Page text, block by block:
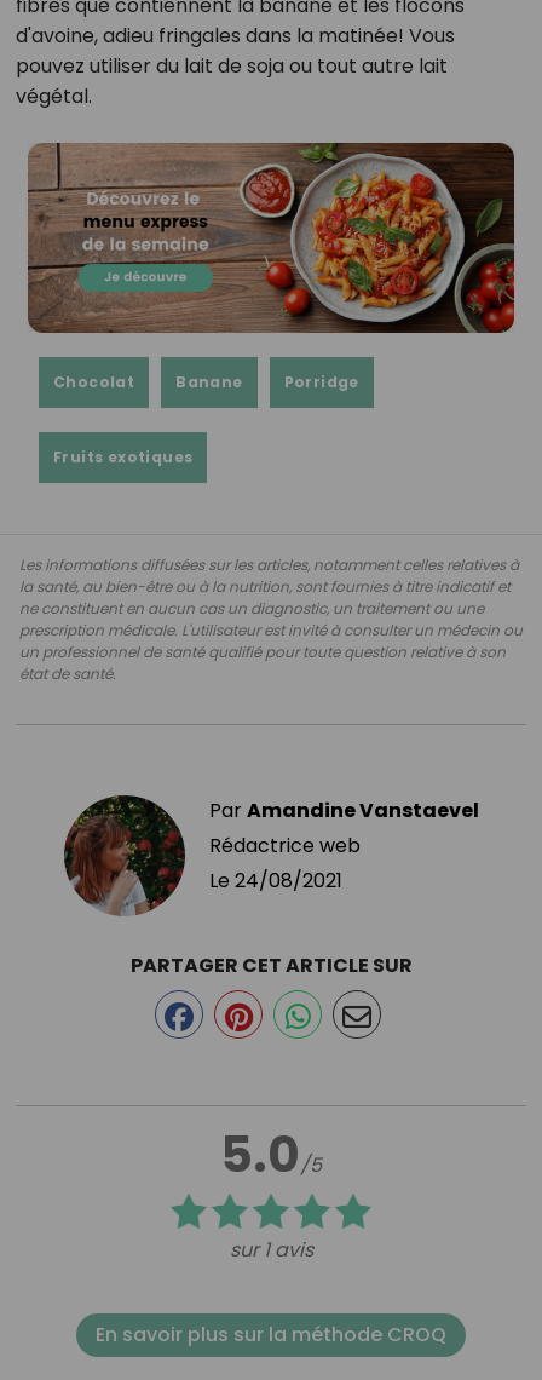
fibres que contiennent la banane et les flocons
d'avoine, adieu fringales dans la matinée! Vous
pouvez utiliser du lait de soja ou tout autre lait
végétal.
Chocolat Banane Porridge
Fruits exotiques
Les informations diffusées sur les articles, notamment celles relatives à
la santé, au bien-être ou à la nutrition, sont fournies à titre indicatif et
ne constituent en aucun cas un diagnostic, un traitement ou une
prescription médicale. L'utilisateur est invité à consulter un médecin ou
un professionnel de santé qualifié pour toute question relative à son
état de santé.
ParAmandine Vanstaevel
Rédactrice web
Le 24/08/2021
5.0/5
sur 1 avis
PARTAGER CET ARTICLE SUR
En savoir plus sur la méthode CROQ